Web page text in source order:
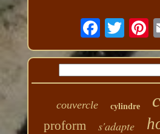
couvercle cylindre
proform s'adapte